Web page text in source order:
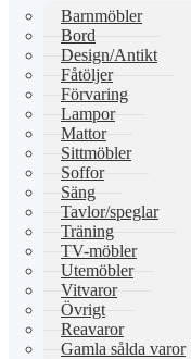
Barnmöbler
Bord
Design/Antikt
Fåtöljer
Förvaring
Lampor
Mattor
Sittmöbler
Soffor
Säng
Tavlor/speglar
Träning
TV-möbler
Utemöbler
Vitvaror
Övrigt
Reavaror
Gamla sålda varor